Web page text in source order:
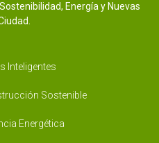
Energía y Nuevas
Inteligentes
Sostenible
Energética